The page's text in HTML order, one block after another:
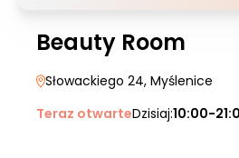
Beauty Room
Słowackiego 24, Myślenice
Teraz otwarteDzisiaj:10:00-